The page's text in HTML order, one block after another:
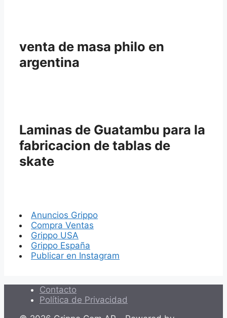
venta de masa philo en
argentina
Laminas de Guatambu para la
fabricacion de tablas de
skate
Anuncios Grippo
Compra Ventas
Grippo USA
Grippo España
Publicar en Instagram
Contacto
Política de Privacidad